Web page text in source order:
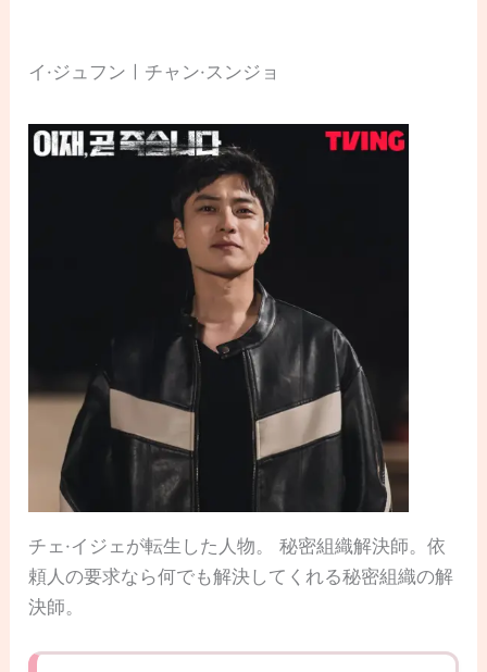
イ·ジュフンㅣチャン·スンジョ
チェ·イジェが転生した人物。 秘密組織解決師。依
頼人の要求なら何でも解決してくれる秘密組織の解
決師。